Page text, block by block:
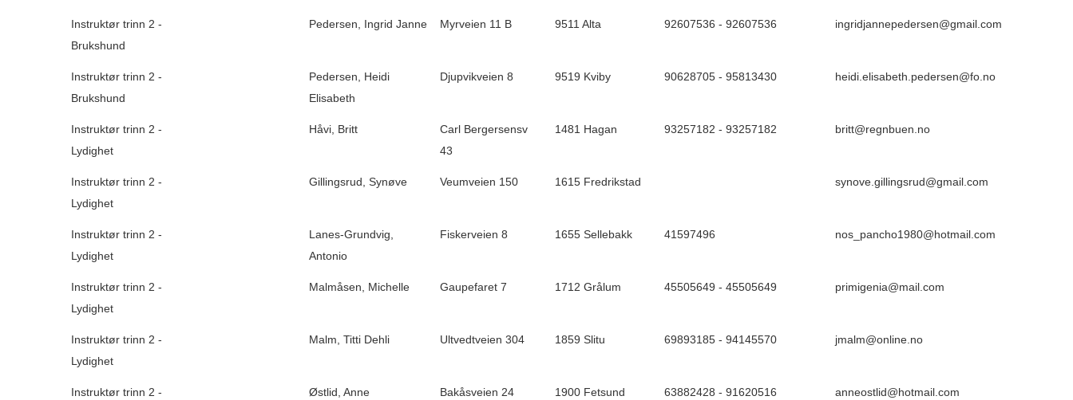
Instruktør trinn 2 -
Brukshund
Pedersen, Ingrid Janne Myrveien 11 B 9511 Alta 92607536 - 92607536 ingridjannepedersen@gmail.com
Instruktør trinn 2 -
Brukshund
Pedersen, Heidi
Elisabeth
Djupvikveien 8 9519 Kviby 90628705 - 95813430 heidi.elisabeth.pedersen@fo.no
Instruktør trinn 2 -
Lydighet
Håvi, Britt
Carl Bergersensv
43
1481 Hagan 93257182 - 93257182 britt@regnbuen.no
Instruktør trinn 2 -
Lydighet
Gillingsrud, Synøve Veumveien 150 1615 Fredrikstad synove.gillingsrud@gmail.com
Instruktør trinn 2 -
Lydighet
Lanes-Grundvig,
Antonio
Fiskerveien 8 1655 Sellebakk 41597496 nos_pancho1980@hotmail.com
Instruktør trinn 2 -
Lydighet
Malmåsen, Michelle Gaupefaret 7 1712 Grålum 45505649 - 45505649 primigenia@mail.com
Instruktør trinn 2 -
Lydighet
Malm, Titti Dehli Ultvedtveien 304 1859 Slitu 69893185 - 94145570 jmalm@online.no
Instruktør trinn 2 -
Østlid, Anne Bakåsveien 24 1900 Fetsund 63882428 - 91620516 anneostlid@hotmail.com